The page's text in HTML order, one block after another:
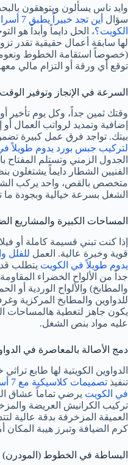
وايد ناس يسألون ويتوهقون
سؤال
أين
الكويت؟، الحل دايماً وأبداً هو
لها سابقة أعمال حقيقية تقدر
(خصوصاً استقامة الخطوط
توقع أي ورقة أو التزام مالي
السرعة في الإنجاز وتوفير
وقتك ثمين جداً، وكل يوم تأخير
إضافية وتمديد لرواتب العمال
بيتك. تواجد فرق عمل كبيرة
لتركيب جبس بورد يدوم طويلاً
الجدول الزمني وتستلم المفتاح
الفنيين الشطار دايماً يشتغلون
متخصص بالقص، واحد يركب
الشغل بسرعة خيالية وبجودة ما
المساحات الكبيرة والمشاريع
إذا كنت تبني قسيمة كاملة أو
قوية وخبرة عالية. العمل
يدوم طويلاً في الكويت يتطلب
جداً من الألواح الخضراء
والمطابخ) والألواح الوردية أو
للدواوين والمطابخ المركزية
يكون جاهز لتغطية هالمساحات
عليه مواد بنص الشغل.
دمج الأصالة بالمعاصرة في
الدواوين الكويتية لها طابع
تنفيذ
في الكويت يرضي تماماً عشاق
العميقة المزخرفة بدقة عالية
كرم الضيافة وتبرز هيبة
البساطة في الخطوط (المودرن)